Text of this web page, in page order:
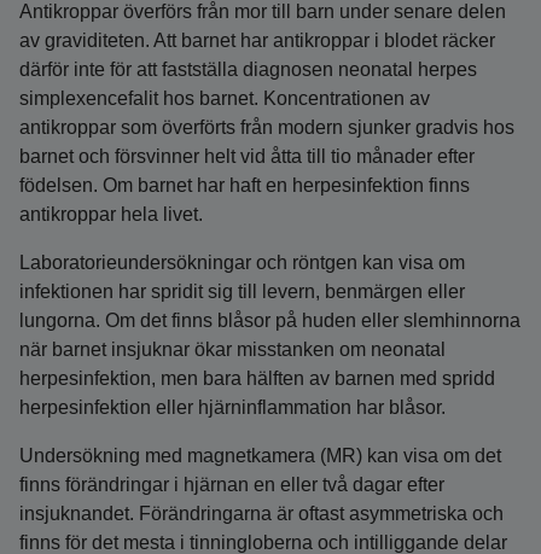
Antikroppar överförs från mor till barn under senare delen
av graviditeten. Att barnet har antikroppar i blodet räcker
därför inte för att fastställa diagnosen neonatal herpes
simplexencefalit hos barnet. Koncentrationen av
antikroppar som överförts från modern sjunker gradvis hos
barnet och försvinner helt vid åtta till tio månader efter
födelsen. Om barnet har haft en herpesinfektion finns
antikroppar hela livet.
Laboratorieundersökningar och röntgen kan visa om
infektionen har spridit sig till levern, benmärgen eller
lungorna. Om det finns blåsor på huden eller slemhinnorna
när barnet insjuknar ökar misstanken om neonatal
herpesinfektion, men bara hälften av barnen med spridd
herpesinfektion eller hjärninflammation har blåsor.
Undersökning med magnetkamera (MR) kan visa om det
finns förändringar i hjärnan en eller två dagar efter
insjuknandet. Förändringarna är oftast asymmetriska och
finns för det mesta i tinningloberna och intilliggande delar